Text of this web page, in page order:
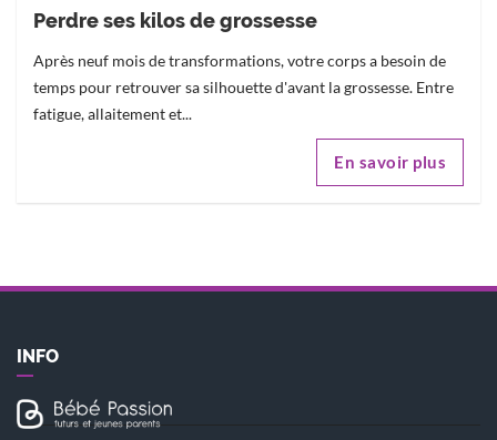
Perdre ses kilos de grossesse
Après neuf mois de transformations, votre corps a besoin de
temps pour retrouver sa silhouette d'avant la grossesse. Entre
fatigue, allaitement et...
En savoir plus
INFO